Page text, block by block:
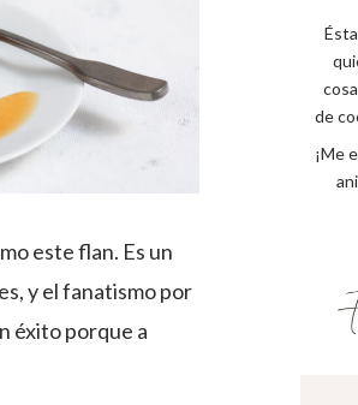
este flan. Es un
y el fanatismo por
éxito porque a
de
¡Me